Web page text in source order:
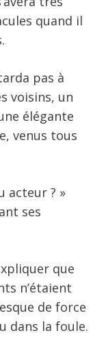
quand il
pas à
voisins, un
élégante
venus tous
acteur ? »
ses
que
n’étaient
de force
dans la foule.